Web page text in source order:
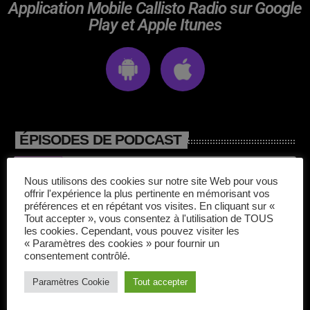
avril 2025
février 2018
janvier 2018
mai 2016
CATÉGORIES
Application Mobile Callisto Radio sur Google
Play et Apple Itunes
ÉPISODES DE PODCAST
Matt Craig
Rock of the pop
Nous utilisons des cookies sur notre site Web pour vous
offrir l'expérience la plus pertinente en mémorisant vos
préférences et en répétant vos visites. En cliquant sur «
Tout accepter », vous consentez à l'utilisation de TOUS
les cookies. Cependant, vous pouvez visiter les
« Paramètres des cookies » pour fournir un
consentement contrôlé.
Paramètres Cookie Tout accepter